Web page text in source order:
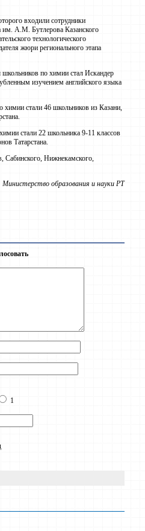
входили сотрудники
им. А.М. Бутлерова Казанского
технологического
жюри регионального этапа
по химии стал Искандер
изучением английского языка
химии стали 46 школьников из Казани,
стали 22 школьника 9-11 классов
Татарстана.
Сабинского, Нижнекамского,
Министерство образования и науки РТ
1